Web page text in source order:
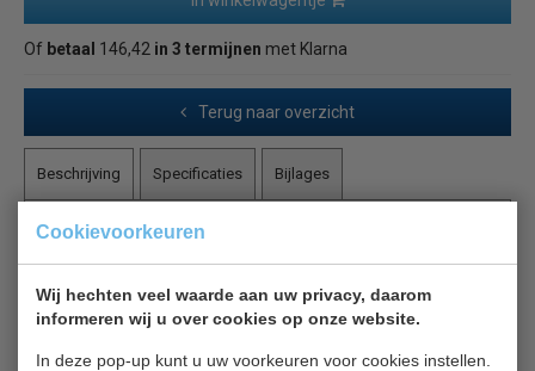
Cookievoorkeuren
Wij hechten veel waarde aan uw privacy, daarom
informeren wij u over cookies op onze website.
In deze pop-up kunt u uw voorkeuren voor cookies instellen.
Of betaal 146,42 in 3 termijnen met Klarna
Terug naar overzicht
Beschrijving Specificaties Bijlages
Tournus RVS serveerwagen met 2 bladen
Geheel gelaste RVS constructie, geluidsarme bladen, 4
zwenkwielen, waarvan 2 geremd, belastbaar tot 50